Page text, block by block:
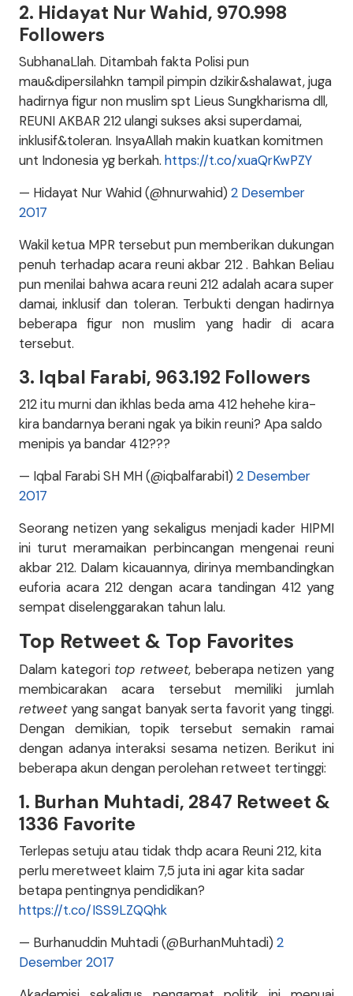
2. Hidayat Nur Wahid, 970.998
Followers
SubhanaLlah. Ditambah fakta Polisi pun
mau&dipersilahkn tampil pimpin dzikir&shalawat, juga
hadirnya figur non muslim spt Lieus Sungkharisma dll,
REUNI AKBAR 212 ulangi sukses aksi superdamai,
inklusif&toleran. InsyaAllah makin kuatkan komitmen
unt Indonesia yg berkah. https://t.co/xuaQrKwPZY
— Hidayat Nur Wahid (@hnurwahid) 2 Desember
2017
Wakil ketua MPR tersebut pun memberikan dukungan
penuh terhadap acara reuni akbar 212 . Bahkan Beliau
pun menilai bahwa acara reuni 212 adalah acara super
damai, inklusif dan toleran. Terbukti dengan hadirnya
beberapa figur non muslim yang hadir di acara
tersebut.
3. Iqbal Farabi, 963.192 Followers
212 itu murni dan ikhlas beda ama 412 hehehe kira-
kira bandarnya berani ngak ya bikin reuni? Apa saldo
menipis ya bandar 412???
— Iqbal Farabi SH MH (@iqbalfarabi1) 2 Desember
2017
Seorang netizen yang sekaligus menjadi kader HIPMI
ini turut meramaikan perbincangan mengenai reuni
akbar 212. Dalam kicauannya, dirinya membandingkan
euforia acara 212 dengan acara tandingan 412 yang
sempat diselenggarakan tahun lalu.
Top Retweet & Top Favorites
Dalam kategori top retweet, beberapa netizen yang
membicarakan acara tersebut memiliki jumlah
retweetyang sangat banyak serta favorit yang tinggi.
Dengan demikian, topik tersebut semakin ramai
dengan adanya interaksi sesama netizen. Berikut ini
beberapa akun dengan perolehan retweet tertinggi:
1. Burhan Muhtadi, 2847 Retweet &
1336 Favorite
Terlepas setuju atau tidak thdp acara Reuni 212, kita
perlu meretweet klaim 7,5 juta ini agar kita sadar
betapa pentingnya pendidikan?
https://t.co/ISS9LZQQhk
— Burhanuddin Muhtadi (@BurhanMuhtadi) 2
Desember 2017